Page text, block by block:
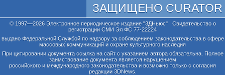
ЗАЩИЩЕНО CURATOR
© 1997—2026 Электронное периодическое издание "3ДНьюс" | Свидетельство о
регистрации СМИ Эл ФС 77-22224
выдано Федеральной Службой по надзору за соблюдением законодательства в сфере
массовых коммуникаций и охране культурного наследия
При цитировании документа ссылка на сайт с указанием автора обязательна. Полное
заимствование документа является нарушением
российского и международного законодательства и возможно только с согласия
редакции 3DNews.